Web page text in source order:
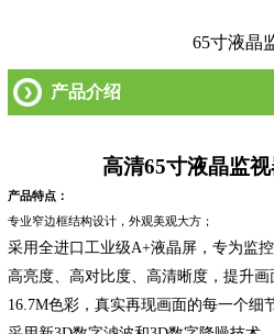
65寸液晶
产品介绍
高清65寸液晶监视
产品特点：
专业窄边框结构设计，外观美观大方；
采用全进口工业级A+液晶屏，专为监控
高亮度、高对比度、高清晰度，提升画
16.7M色彩，真实再现画面的每一个细